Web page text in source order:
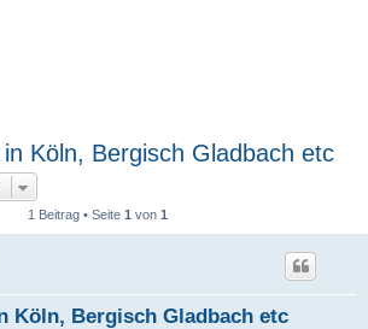
Köln, Bergisch Gladbach etc
1 Beitrag • Seite 1 von 1
Köln, Bergisch Gladbach etc